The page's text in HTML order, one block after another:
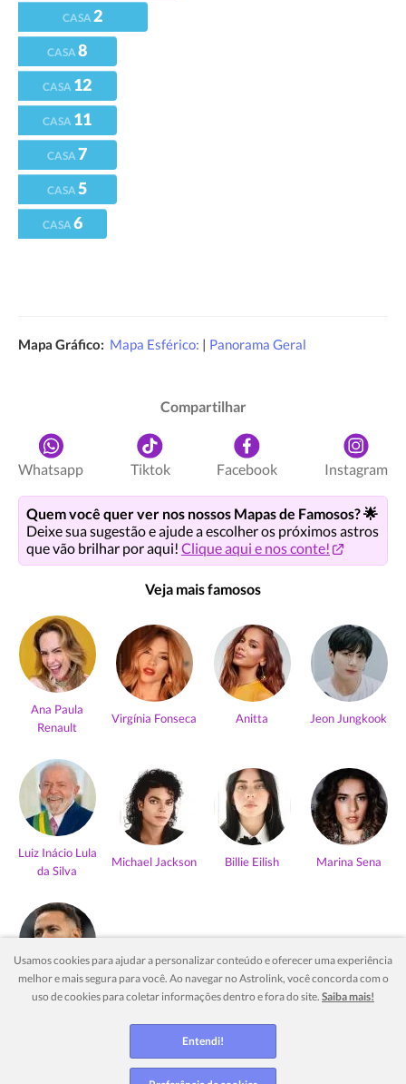
CASA2
CASA8
CASA 12
CASA 11
CASA7
CASA5
CASA6
Mapa Gráfico: Mapa Esférico: | Panorama Geral
Compartilhar
Whatsapp Tiktok Facebook Instagram
Quem você quer ver nos nossos Mapas de Famosos? 🌟
Deixe sua sugestão e ajude a escolher os próximos astros
que vão brilhar por aqui! Clique aqui e nos conte!
Veja mais famosos
Ana Paula
Renault
Virgínia Fonseca Anitta Jeon Jungkook
Luiz Inácio Lula
da Silva
Michael Jackson Billie Eilish Marina Sena
Neymar Jr
Ver mais
Usamos cookies para ajudar a personalizar conteúdo e oferecer uma experiência
melhor e mais segura para você. Ao navegar no Astrolink, você concorda com o
uso de cookies para coletar informações dentro e fora do site. Saiba mais!
Entendi!